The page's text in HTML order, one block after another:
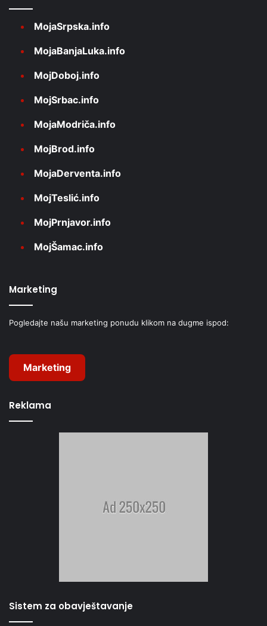
MojaSrpska.info
MojaBanjaLuka.info
MojDoboj.info
MojSrbac.info
MojaModriča.info
MojBrod.info
MojaDerventa.info
MojTeslić.info
MojPrnjavor.info
MojŠamac.info
Marketing
Pogledajte našu marketing ponudu klikom na dugme ispod:
Marketing
Reklama
Sistem za obavještavanje